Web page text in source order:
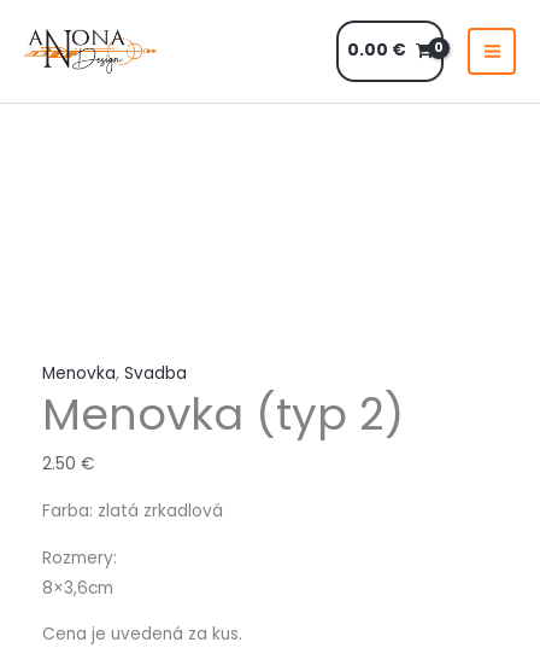
obsah
0.00 €
Menovka, Svadba
Menovka (typ 2)
2.50 €
Farba: zlatá zrkadlová
Rozmery:
8×3,6cm
Cena je uvedená za kus.